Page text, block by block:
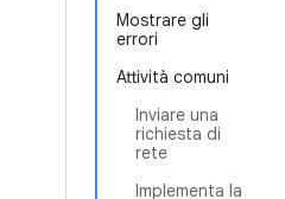
Mostrare gli
errori
Attività comuni
Inviare una
richiesta di
rete
Implementa la